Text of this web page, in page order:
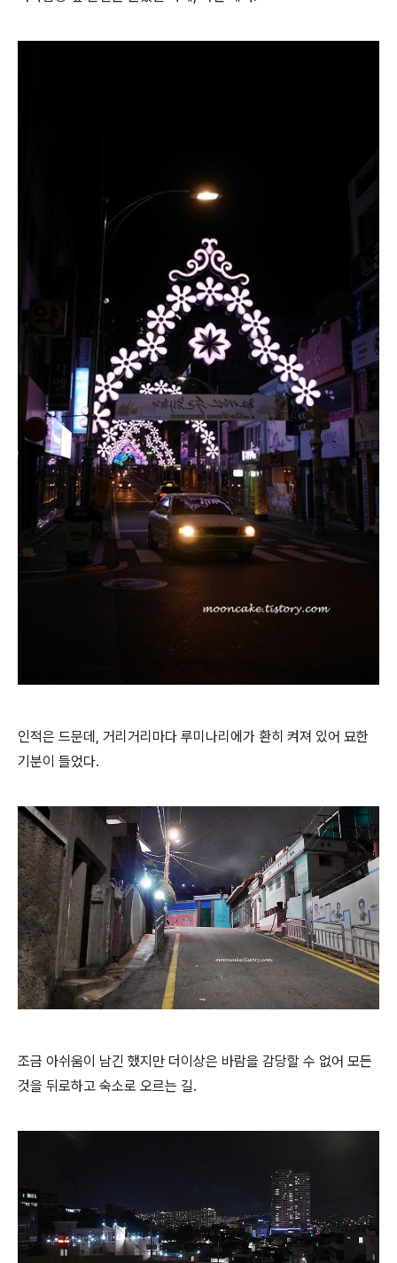
인적은 드문데, 거리거리마다 루미나리에가 환히 켜져 있어 묘한
기분이 들었다.
조금 아쉬움이 남긴 했지만 더이상은 바람을 감당할 수 없어 모든
것을 뒤로하고 숙소로 오르는 길.